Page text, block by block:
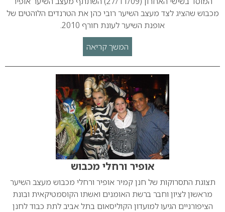
מכבוש שהציג לצד מעצב השיער רובי כהן את הטרנדים הלוהטים של
אופנת השיער לעונת חורף 2010.
המשך קריאה
אופיר ורחלי מכבוש
תצוגת התסרוקות של חנן קמיר אופיר ורחלי מכבוש מעצב השיער
מראשון לציון וחבר ברשת האומנים ואשתו הקוסמטיקאית ובונת
הציפורניים הגיעו למועדון הקוליסאום בתל אביב לתת כבוד לחנן